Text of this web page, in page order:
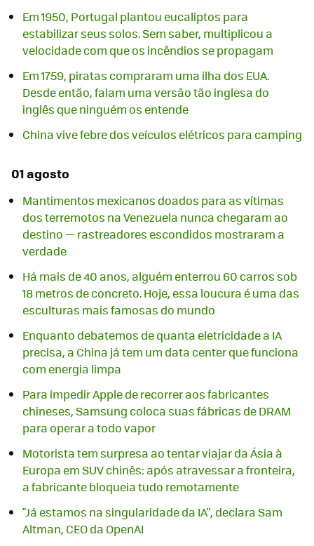
Em 1950, Portugal plantou eucaliptos para
estabilizar seus solos. Sem saber, multiplicou a
velocidade com que os incêndios se propagam
Em 1759, piratas compraram uma ilha dos EUA.
Desde então, falam uma versão tão inglesa do
inglês que ninguém os entende
China vive febre dos veículos elétricos para camping
01 agosto
Mantimentos mexicanos doados para as vítimas
dos terremotos na Venezuela nunca chegaram ao
destino — rastreadores escondidos mostraram a
verdade
Há mais de 40 anos, alguém enterrou 60 carros sob
18 metros de concreto. Hoje, essa loucura é uma das
esculturas mais famosas do mundo
Enquanto debatemos de quanta eletricidade a IA
precisa, a China já tem um data center que funciona
com energia limpa
Para impedir Apple de recorrer aos fabricantes
chineses, Samsung coloca suas fábricas de DRAM
para operar a todo vapor
Motorista tem surpresa ao tentar viajar da Ásia à
Europa em SUV chinês: após atravessar a fronteira,
a fabricante bloqueia tudo remotamente
"Já estamos na singularidade da IA", declara Sam
Altman, CEO da OpenAI